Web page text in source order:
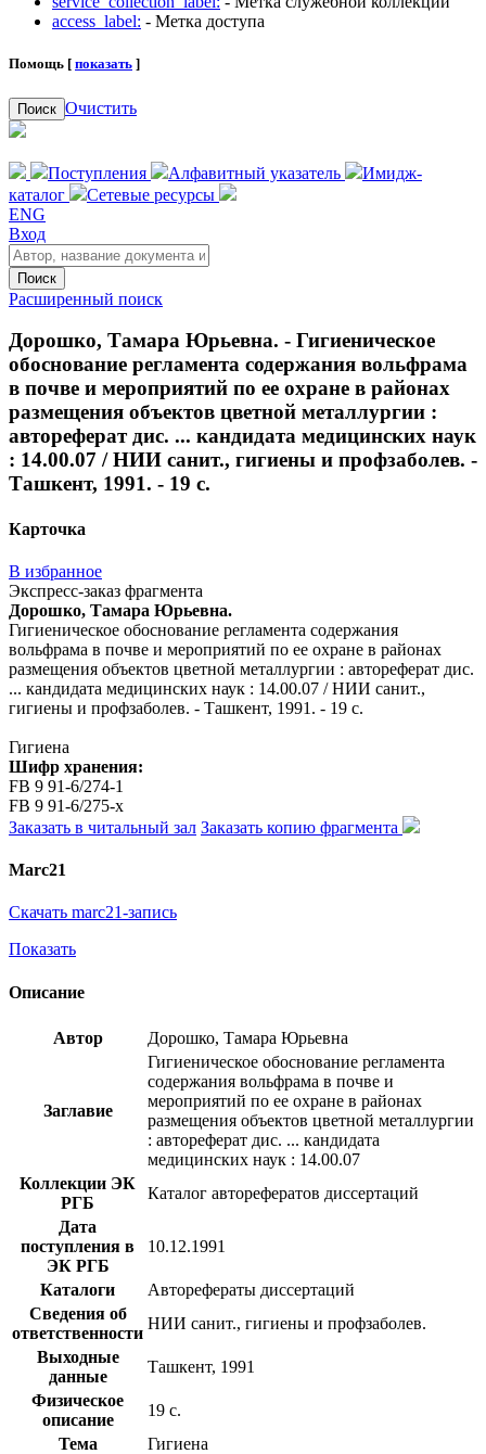
access_label: - Метка доступа
Помощь [ показать ]
Поиск Очистить
Поступления Алфавитный указатель
Имидж-
каталог
Сетевые ресурсы
ENG
Вход
Поиск
Расширенный поиск
Дорошко, Тамара Юрьевна. - Гигиеническое
обоснование регламента содержания вольфрама
в почве и мероприятий по ее охране в районах
размещения объектов цветной металлургии :
автореферат дис. ... кандидата медицинских наук
: 14.00.07 / НИИ санит., гигиены и профзаболев. -
Ташкент, 1991. - 19 с.
Карточка
В избранное
Экспресс-заказ фрагмента
Дорошко, Тамара Юрьевна.
Гигиеническое обоснование регламента содержания
вольфрама в почве и мероприятий по ее охране в районах
размещения объектов цветной металлургии : автореферат дис.
... кандидата медицинских наук : 14.00.07 / НИИ санит.,
гигиены и профзаболев. - Ташкент, 1991. - 19 с.
Гигиена
Шифр хранения:
FB 9 91-6/274-1
FB 9 91-6/275-x
Заказать в читальный зал Заказать копию фрагмента
Marc21
Скачать marc21-запись
Показать
Описание
Автор Дорошко, Тамара Юрьевна
Заглавие
Гигиеническое обоснование регламента
содержания вольфрама в почве и
мероприятий по ее охране в районах
размещения объектов цветной металлургии
: автореферат дис. ... кандидата
медицинских наук : 14.00.07
Коллекции ЭК
РГБ
Каталог авторефератов диссертаций
Дата
поступления в
ЭК РГБ
10.12.1991
Каталоги
Авторефераты диссертаций
Сведения об
ответственности
НИИ санит., гигиены и профзаболев.
Выходные
данные
Ташкент, 1991
Физическое
описание
19 с.
Тема
Гигиена